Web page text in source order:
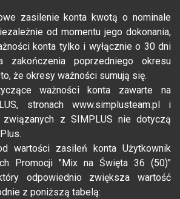
zasilenie konta kwotą o nominale
od momentu jego dokonania,
konta tylko i wyłącznie o 30 dni
zakończenia poprzedniego okresu
że okresy ważności sumują się.
ważności konta zawarte na
stronach www.simplusteam.pl i
związanych z SIMPLUS nie dotyczą
wartości zasileń konta Użytkownik
Promocji "Mix na Święta 36 (50)"
odpowiednio zwiększa wartość
z poniższą tabelą: